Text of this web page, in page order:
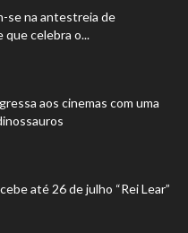
se na antestreia de
que celebra o...
aos cinemas com uma
até 26 de julho “Rei Lear”